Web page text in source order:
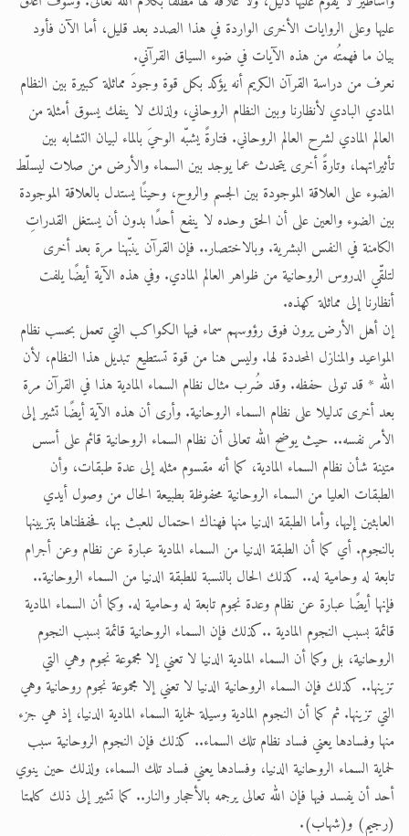
عليها وعلى الروايات الأخرى الواردة في هذا الصدد بعد قليل، أما الآن فأود
بيان ما فهمتُه من هذه الآيات في ضوء السياق القرآني.
نعرف من دراسة القرآن الكريم أنه يؤكد بكل قوة وجودَ مماثلة كبيرة بين النظام
المادي البادي لأنظارنا وبين النظام الروحاني، ولذلك لا ينفك يسوق أمثلة من
العالم المادي لشرح العالم الروحاني. فتارةً يشبّه الوحيَ بالماء لبيان التشابه بين
تأثيراتهما، وتارةً أخرى يتحدث عما يوجد بين السماء والأرض من صلات ليسلّط
الضوء على العلاقة الموجودة بين الجسم والروح، وحينًا يستدل بالعلاقة الموجودة
بين الضوء والعين على أن الحق وحده لا ينفع أحدًا بدون أن يستغل القدراتِ
الكامنة في النفس البشرية. وبالاختصار.. فإن القرآن ينبّهنا مرة بعد أخرى
لتلقّي الدروس الروحانية من ظواهر العالم المادي. وفي هذه الآية أيضًا يلفت
أنظارنا إلى مماثلة كهذه.
إن أهل الأرض يرون فوق رؤوسهم سماء فيها الكواكب التي تعمل بحسب نظام
المواعيد والمنازل المحددة لها. وليس هنا من قوة تستطيع تبديل هذا النظام، لأن
الله * قد تولى حفظه. وقد ضُرب مثال نظام السماء المادية هذا في القرآن مرة
بعد أخرى تدليلا على نظام السماء الروحانية. وأرى أن هذه الآية أيضًا تشير إلى
الأمر نفسه.. حيث يوضح الله تعالى أن نظام السماء الروحانية قائم على أسس
متينة شأن نظام السماء المادية، كما أنه مقسوم مثله إلى عدة طبقات، وأن
الطبقات العليا من السماء الروحانية محفوظة بطبيعة الحال من وصول أيدي
العابثين إليها، وأما الطبقة الدنيا منها فهناك احتمال للعبث بها، فحفظناها بتزيينها
بالنجوم. أي كما أن الطبقة الدنيا من السماء المادية عبارة عن نظام وعن أجرام
تابعة له وحامية له.. كذلك الحال بالنسبة للطبقة الدنيا من السماء الروحانية..
فإنها أيضًا عبارة عن نظام وعدة نجوم تابعة له وحامية له. وكما أن السماء المادية
قائمة بسبب النجوم المادية ..كذلك فإن السماء الروحانية قائمة بسبب النجوم
الروحانية، بل وكما أن السماء المادية الدنيا لا تعني إلا مجموعة نجوم وهي التي
تزينها.. كذلك فإن السماء الروحانية الدنيا لا تعني إلا مجموعة نجوم روحانية وهي
التي تزينها. ثم كما أن النجوم المادية وسيلة لحماية السماء المادية الدنيا، إذ هي جزء
منها وفسادها يعني فساد نظام تلك السماء.. كذلك فإن النجوم الروحانية سبب
لحماية السماء الروحانية الدنيا، وفسادها يعني فساد تلك السماء، ولذلك حين ينوي
أحد أن يفسد فيها فإن الله تعالى يرجمه بالأحجار والنار.. كما تشير إلى ذلك كلمتا
(رجيم) و(شهاب).